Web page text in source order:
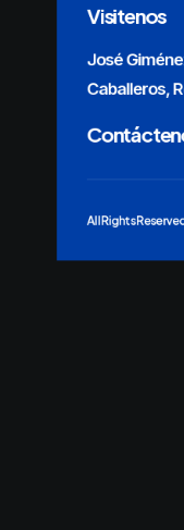
Visitenos
José
Caballeros,
All Rights